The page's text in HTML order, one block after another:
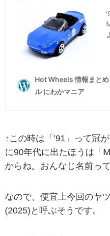
↑この時は「’91」って冠
に90年代に出たほうは「
からね。おんなじ名前って
なので、便宜上今回のヤ
(2025)と呼ぶそうです。